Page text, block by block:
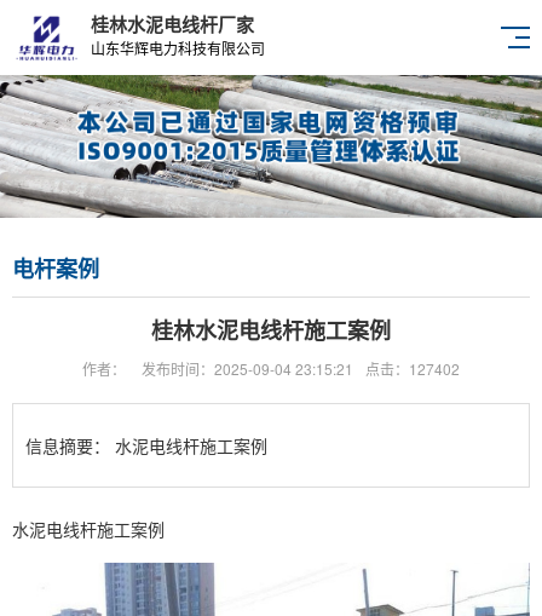
桂林水泥电线杆厂家
山东华辉电力科技有限公司
电杆案例
桂林水泥电线杆施工案例
作者： 发布时间：2025-09-04 23:15:21 点击：127402
信息摘要： 水泥电线杆施工案例
水泥电线杆施工案例